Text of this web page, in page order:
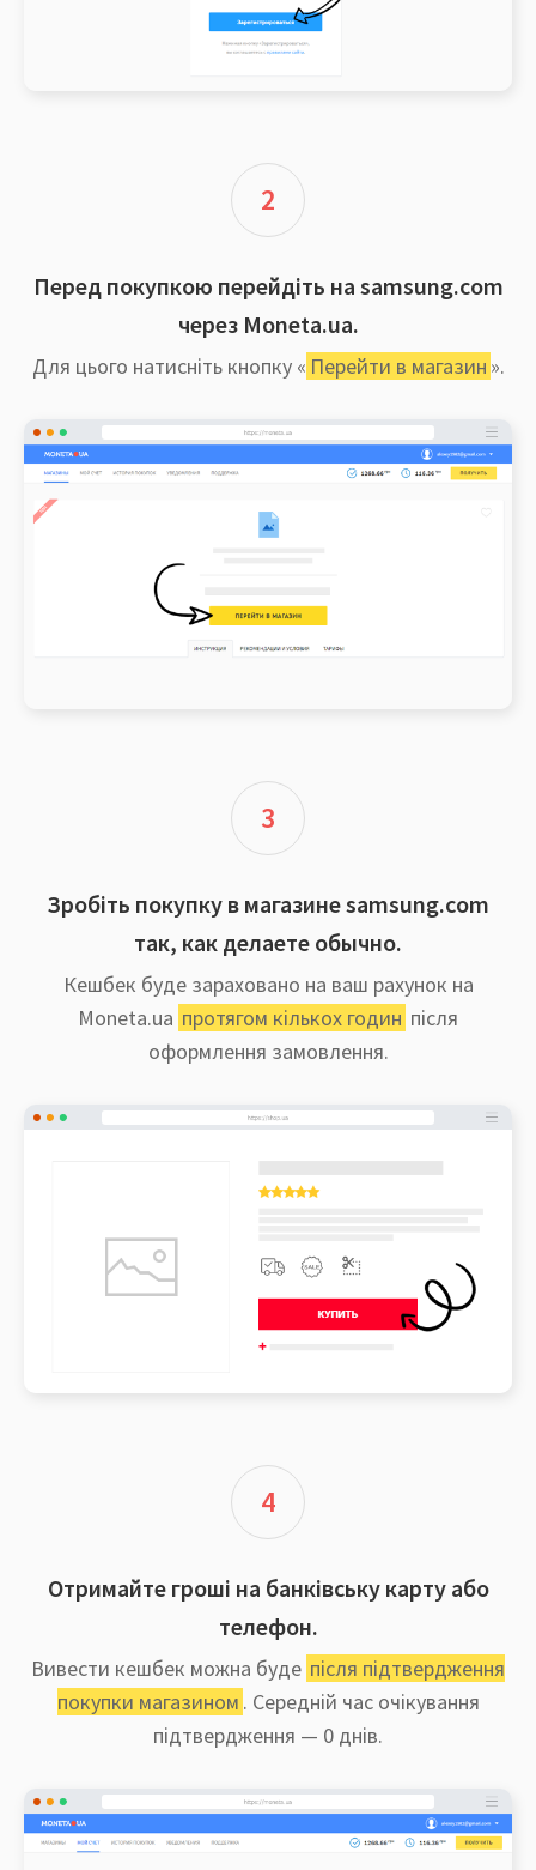
2
Перед покупкою перейдіть на samsung.com
через Moneta.ua.
Для цього натисніть кнопку « Перейти в магазин ».
3
Зробіть покупку в магазине samsung.com
так, как делаете обычно.
Кешбек буде зараховано на ваш рахунок на
Moneta.ua протягом кількох годин після
оформлення замовлення.
4
Отримайте гроші на банківську карту або
телефон.
Вивести кешбек можна буде після підтвердження
покупки магазином . Середній час очікування
підтвердження — 0 днів.